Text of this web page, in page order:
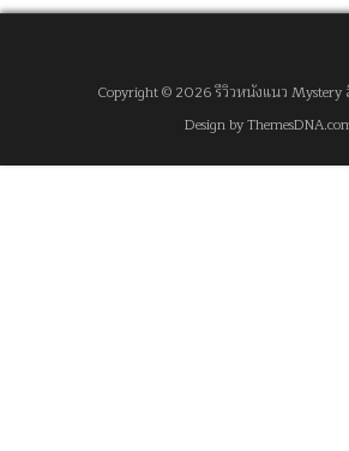
Copyright © 2026 รีวิวหนังแนว
Design by